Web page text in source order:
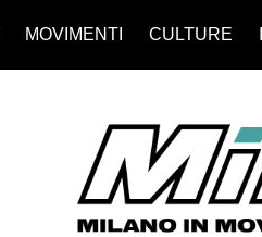
MOVIMENTI CULTURE